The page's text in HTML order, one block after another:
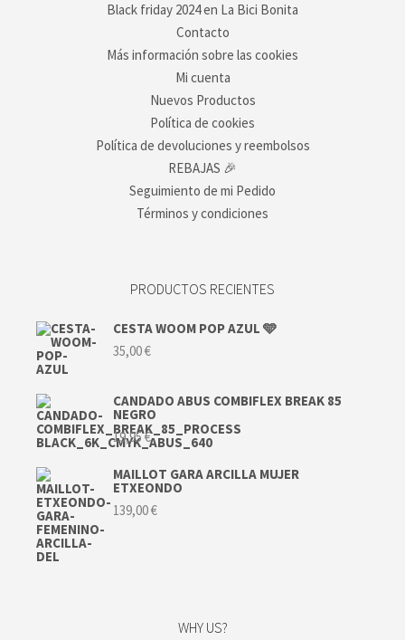
Black friday 2024 en La Bici Bonita
Contacto
Más información sobre las cookies
Mi cuenta
Nuevos Productos
Política de cookies
Política de devoluciones y reembolsos
REBAJAS 🎉
Seguimiento de mi Pedido
Términos y condiciones
PRODUCTOS RECIENTES
CESTA WOOM POP AZUL 🩵
35,00€
CANDADO ABUS COMBIFLEX BREAK 85
NEGRO
19,95€
MAILLOT GARA ARCILLA MUJER
ETXEONDO
139,00€
WHY US?